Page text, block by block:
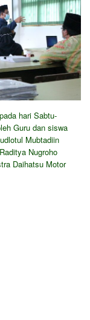
hari Sabtu-
Guru dan siswa
Mubtadiin
Nugroho
Daihatsu Motor